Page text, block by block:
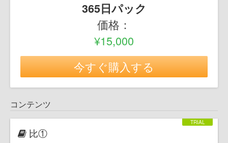
365日パック
価格：
¥15,000
今すぐ購入する
コンテンツ
比①